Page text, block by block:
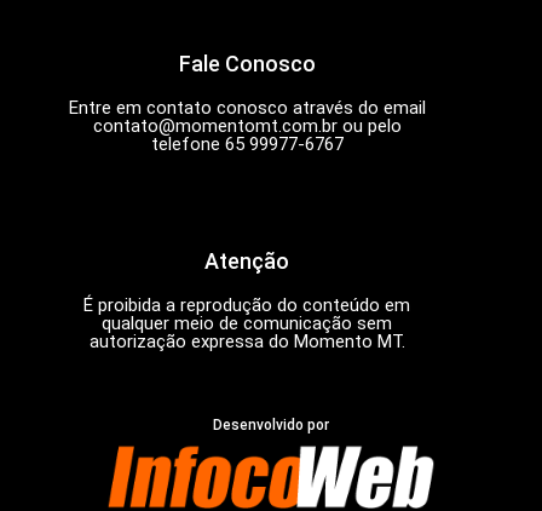
Fale Conosco
Entre em contato conosco através do email
contato@momentomt.com.brou pelo
telefone 65 99977-6767
Atenção
É proibida a reprodução do conteúdo em
qualquer meio de comunicação sem
autorização expressa do Momento MT.
Desenvolvido por